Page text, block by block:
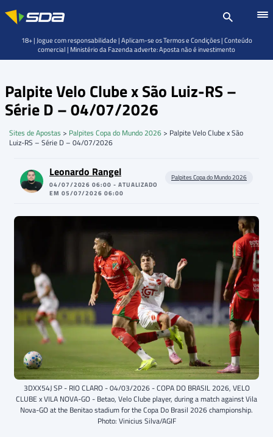
Palpite Velo Clube x São Luiz-RS –
Série D – 04/07/2026
Sites de Apostas > Palpites Copa do Mundo 2026 > Palpite Velo Clube x São
Luiz-RS – Série D – 04/07/2026
Leonardo Rangel
04/07/2026 06:00 - ATUALIZADO
EM 05/07/2026 06:00
Palpites Copa do Mundo 2026
3DXX54J SP - RIO CLARO - 04/03/2026 - COPA DO BRASIL 2026, VELO
CLUBE x VILA NOVA-GO - Betao, Velo Clube player, during a match against Vila
Nova-GO at the Benitao stadium for the Copa Do Brasil 2026 championship.
Photo: Vinicius Silva/AGIF
18+ | Jogue com responsabilidade | Aplicam-se os Termos e Condições | Conteúdo
comercial | Ministério da Fazenda adverte: Aposta não é investimento